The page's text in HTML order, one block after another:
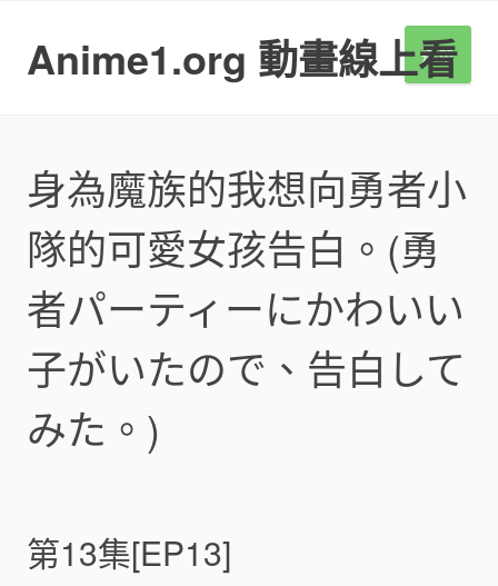
Anime1.org 動畫線上看
選單
身為魔族的我想向勇者小
隊的可愛女孩告白。(勇
者パーティーにかわいい
子がいたので、告白して
みた。)
第13集[EP13]